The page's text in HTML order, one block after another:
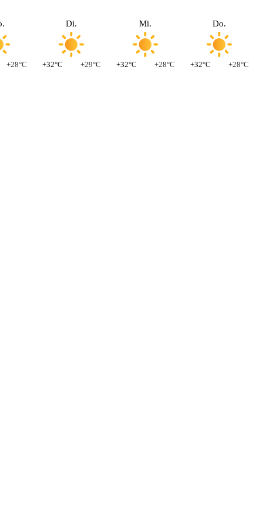
+28°C
Di.
+32°C +29°C
Mi.
+32°C +28°C
Do.
+32°C +28°C